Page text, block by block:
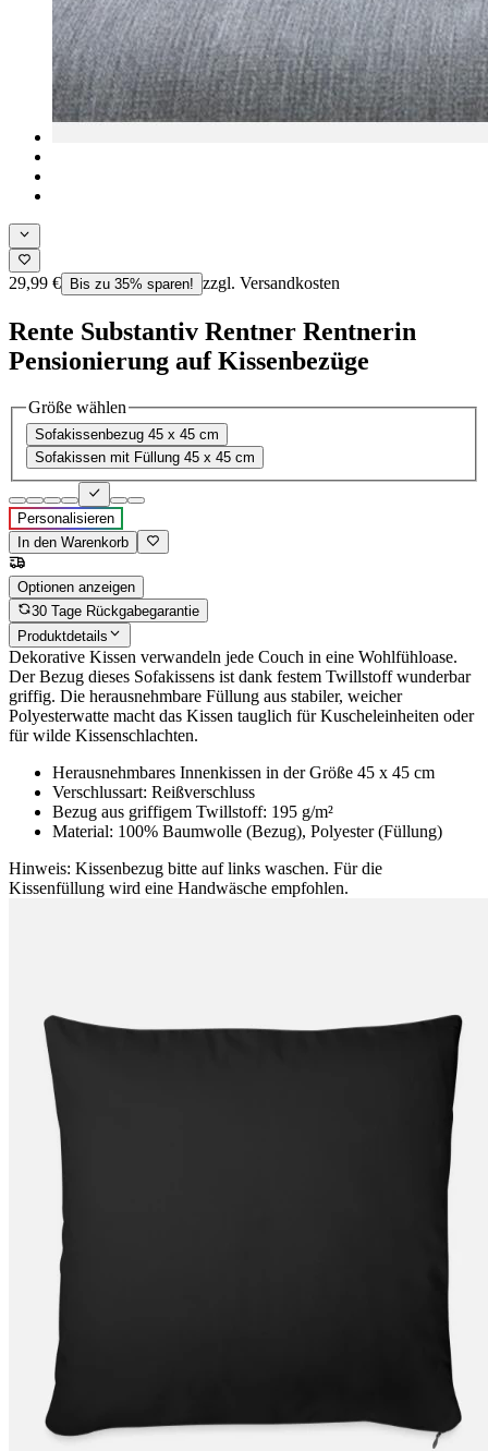
29,99 € Bis zu 35% sparen! zzgl. Versandkosten
Rente Substantiv Rentner Rentnerin
Pensionierung auf Kissenbezüge
Größe wählen
Sofakissenbezug 45 x 45 cm
Sofakissen mit Füllung 45 x 45 cm
Personalisieren
In den Warenkorb
Optionen anzeigen
30 Tage Rückgabegarantie
Produktdetails
Dekorative Kissen verwandeln jede Couch in eine Wohlfühloase.
Der Bezug dieses Sofakissens ist dank festem Twillstoff wunderbar
griffig. Die herausnehmbare Füllung aus stabiler, weicher
Polyesterwatte macht das Kissen tauglich für Kuscheleinheiten oder
für wilde Kissenschlachten.
Herausnehmbares Innenkissen in der Größe 45 x 45 cm
Verschlussart: Reißverschluss
Bezug aus griffigem Twillstoff: 195 g/m²
Material: 100% Baumwolle (Bezug), Polyester (Füllung)
Hinweis: Kissenbezug bitte auf links waschen. Für die
Kissenfüllung wird eine Handwäsche empfohlen.